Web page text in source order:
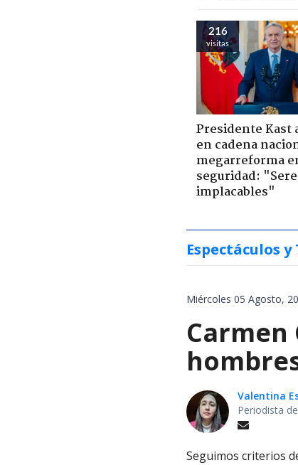
216
visitas
Presidente Kast
en cadena
megarreforma
seguridad:
implacables"
Espectáculos y
Miércoles 05 Agosto,
Valentina
Periodista
Seguimos criterios